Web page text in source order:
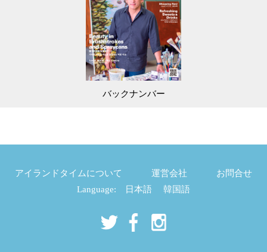
バックナンバー
アイランドタイムについて 運営会社
お問合せ
Language:
日本語 韓国語